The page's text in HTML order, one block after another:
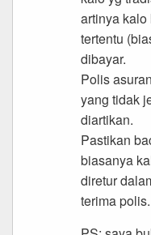
artinya
tertentu
dibayar.
Polis
yang tidak
diartikan.
Pastikan
biasanya
diretur
terima polis.